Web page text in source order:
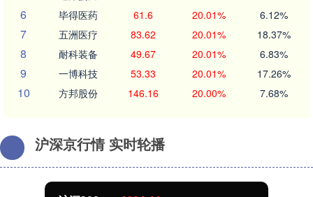
6 毕得医药 61.6 20.01% 6.12%
7 五洲医疗 83.62 20.01% 18.37%
8 耐科装备 49.67 20.01% 6.83%
9 一博科技 53.33 20.01% 17.26%
10 方邦股份 146.16 20.00% 7.68%
沪深京行情 实时轮播